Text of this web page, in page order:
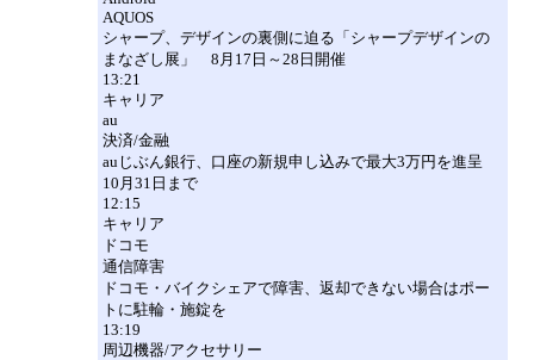
AQUOS
シャープ、デザインの裏側に迫る「シャープデザインの
まなざし展」 8月17日～28日開催
13:21
キャリア
au
決済/金融
auじぶん銀行、口座の新規申し込みで最大3万円を進呈
10月31日まで
12:15
キャリア
ドコモ
通信障害
ドコモ・バイクシェアで障害、返却できない場合はポー
トに駐輪・施錠を
13:19
周辺機器/アクセサリー